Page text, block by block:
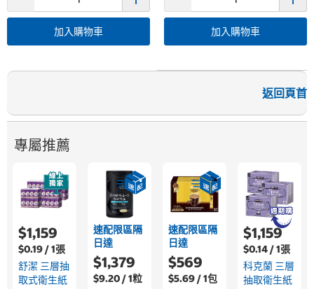
加入購物車 加入購物車
返回頁首
專屬推薦
$1,159
$0.19 / 1張
舒潔 三層抽
取式衛生紙
速配限區隔
日達
$1,379
$9.20 / 1粒
速配限區隔
日達
$569
$5.69 / 1包
$1,159
$0.14 / 1張
科克蘭 三層
抽取衛生紙